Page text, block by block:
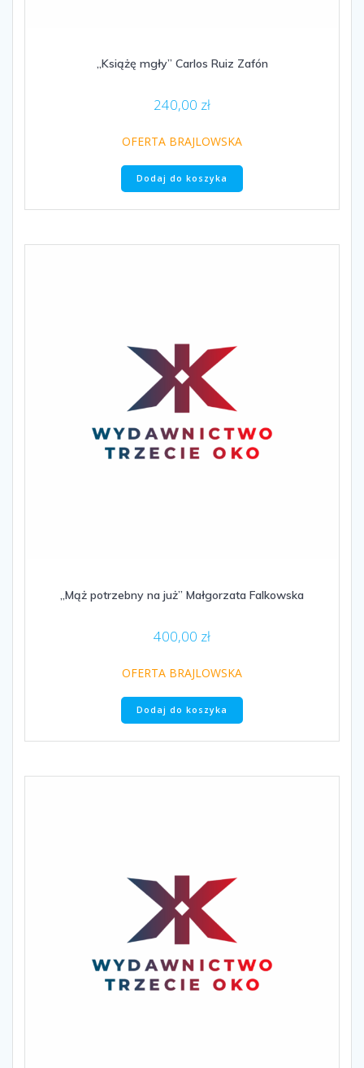
„Książę mgły” Carlos Ruiz Zafón
240,00 zł
OFERTA BRAJLOWSKA
Dodaj do koszyka
„Mąż potrzebny na już” Małgorzata Falkowska
400,00 zł
OFERTA BRAJLOWSKA
Dodaj do koszyka